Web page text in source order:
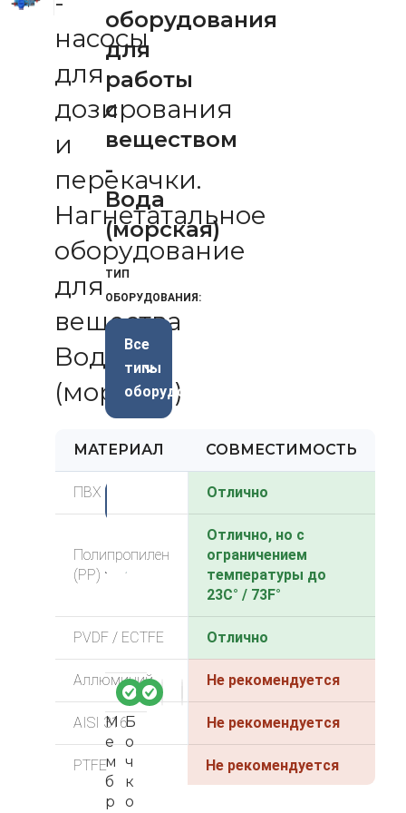
насосы
для
дозирования
и
перекачки.
Нагнетатальное
оборудование
для
вещества
Вода
(морская)
МАТЕРИАЛ СОВМЕСТИМОСТЬ
ПВХ Отлично
Полипропилен
(PP)
Отлично, но с
ограничением
температуры до
23C° / 73F°
PVDF / ECTFE Отлично
Аллюминий Не рекомендуется
AISI 316 Не рекомендуется
PTFE Не рекомендуется
оборудования
для
работы
с
веществом
-
Вода
(морская)
ТИП
ОБОРУДОВАНИЯ:
Все
типы
оборудования
3%
М
е
м
б
р
Б
о
ч
к
о